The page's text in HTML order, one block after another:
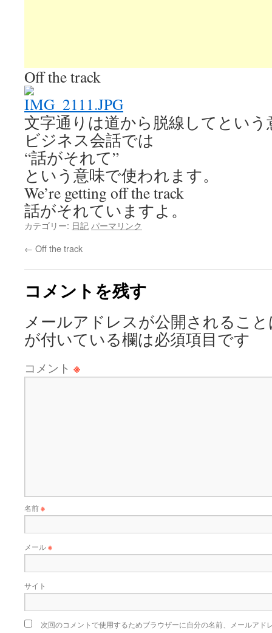
Off the track
文字通りは道から脱線してとい
ビジネス会話では
“話がそれて”
という意味で使われます。
We’re getting off the track
話がそれていますよ。
カテゴリー: 日記 パーマリンク
← Off the track
コメントを残す
メールアドレスが公開されるこ
が付いている欄は必須項目です
コメント ※
名前※
メール※
サイト
次回のコメントで使用するためブラウザーに自分の名前、メールアド